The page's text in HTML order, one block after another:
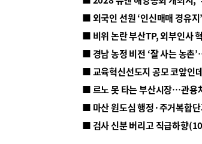
■ 외국인 선원 ‘인신매매 경유
■ 비위 논란 부산TP, 외부인사
■ 르노 못 타는 부산시장…관용
■ 마산 원도심 행정·주거복합